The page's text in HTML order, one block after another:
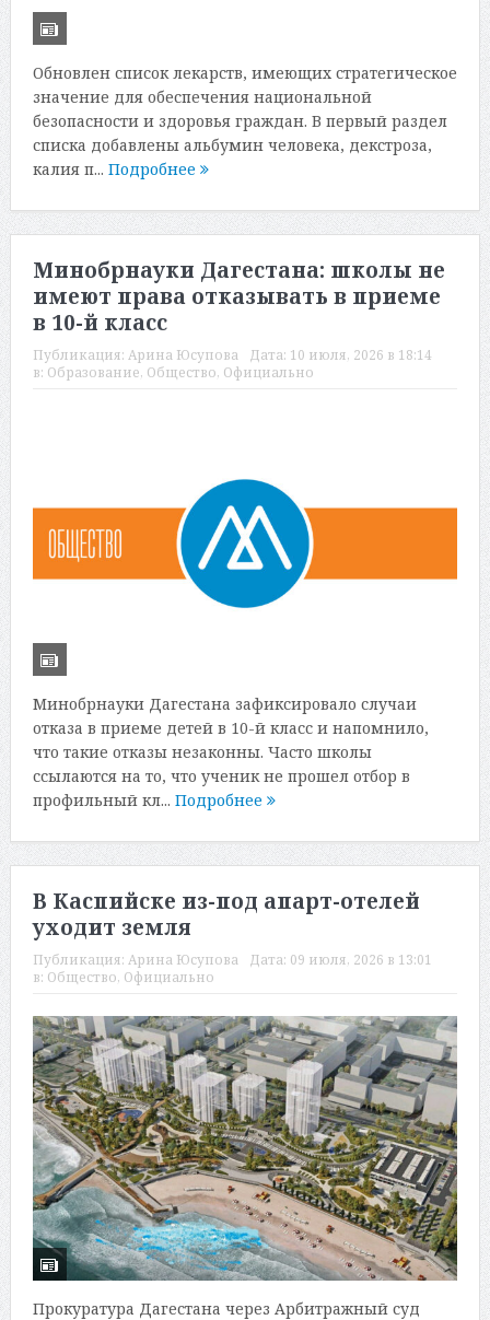
Обновлен список лекарств, имеющих стратегическое
значение для обеспечения национальной
безопасности и здоровья граждан. В первый раздел
списка добавлены альбумин человека, декстроза,
калия п... Подробнее
Минобрнауки Дагестана: школы не
имеют права отказывать в приеме
в 10-й класс
Публикация: Арина Юсупова Дата: 10 июля, 2026 в 18:14
в: Образование, Общество, Официально
Минобрнауки Дагестана зафиксировало случаи
отказа в приеме детей в 10-й класс и напомнило,
что такие отказы незаконны. Часто школы
ссылаются на то, что ученик не прошел отбор в
профильный кл... Подробнее
В Каспийске из-под апарт-отелей
уходит земля
Публикация: Арина Юсупова Дата: 09 июля, 2026 в 13:01
в: Общество, Официально
Прокуратура Дагестана через Арбитражный суд